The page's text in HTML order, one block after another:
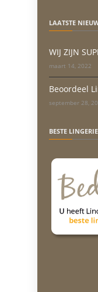
LAATSTE
WIJ ZIJN
maart 14, 2022
Beoordeel
september 28,
BESTE